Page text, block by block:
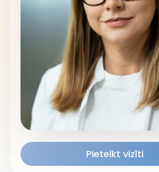
Pieteikt vizīti